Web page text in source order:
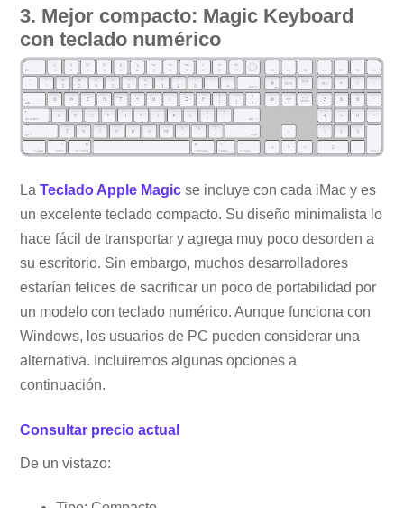
3. Mejor compacto: Magic Keyboard
con teclado numérico
LaTeclado Apple Magic se incluye con cada iMac y es
un excelente teclado compacto. Su diseño minimalista lo
hace fácil de transportar y agrega muy poco desorden a
su escritorio. Sin embargo, muchos desarrolladores
estarían felices de sacrificar un poco de portabilidad por
un modelo con teclado numérico. Aunque funciona con
Windows, los usuarios de PC pueden considerar una
alternativa. Incluiremos algunas opciones a
continuación.
Consultar precio actual
De un vistazo: